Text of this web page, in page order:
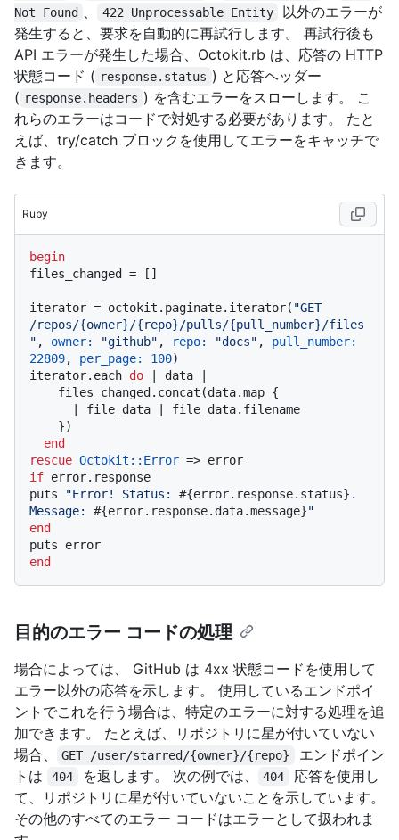
Not Found 422 Unprocessable Entity
以外のエラーが
発生すると、要求を自動的に再試行します。 再試行後も
API エラーが発生した場合、Octokit.rb は、応答の HTTP
状態コード ( response.status ) と応答ヘッダー
( response.headers ) を含むエラーをスローします。 こ
れらのエラーはコードで対処する必要があります。 たと
えば、try/catch ブロックを使用してエラーをキャッチで
きます。
Ruby
begin
files_changed = []
iterator = octokit.paginate.iterator( "GET
/repos/{owner}/{repo}/pulls/{pull_number}/files
" , owner: "github" , repo: "docs" , pull_number:
22809, per_page: 100)
iterator.each do data
file_data
| file_data.filename
end
rescue Octokit : :Error
if error.response
puts
"Error! Status: #{error.response.status} .
Message: #{error.response.data.message}"
end
end
目的のエラー コードの処理
場合によっては、 GitHub は 4xx 状態コードを使用して
エラー以外の応答を示します。 使用しているエンドポイ
ントでこれを行う場合は、特定のエラーに対する処理を追
加できます。 たとえば、リポジトリに星が付いていない
場合、
GET /user/starred/{owner}/{repo}
エンドポイン
トは
404 を返します。 次の例では、 404
応答を使用し
て、リポジトリに星が付いていないことを示しています。
その他のすべてのエラー コードはエラーとして扱われま